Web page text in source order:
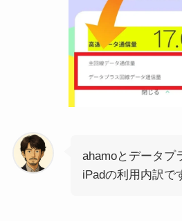
ahamoとデータプ
iPadの利用内訳で